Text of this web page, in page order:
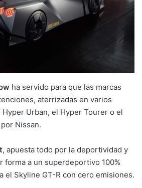
ha servido para que las marcas
aterrizadas en varios
Urban, el Hyper Tourer o el
Nissan.
, apuesta todo por la deportividad y
forma a un superdeportivo 100%
el Skyline GT-R con cero emisiones.